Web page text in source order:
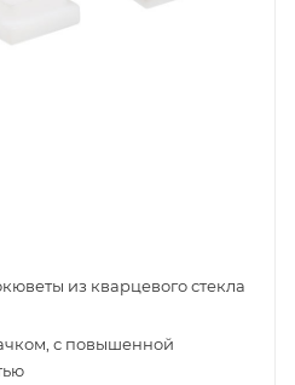
из кварцевого стекла
с повышенной